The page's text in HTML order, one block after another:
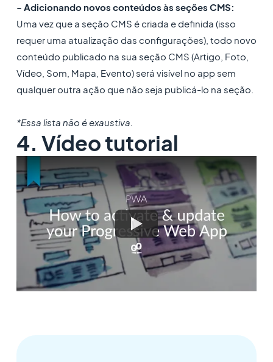
- Adicionando novos conteúdos às seções CMS:
Uma vez que a seção CMS é criada e definida (isso
requer uma atualização das configurações), todo novo
conteúdo publicado na sua seção CMS (Artigo, Foto,
Vídeo, Som, Mapa, Evento) será visível no app sem
qualquer outra ação que não seja publicá-lo na seção.
*Essa lista não é exaustiva.
4. Vídeo tutorial